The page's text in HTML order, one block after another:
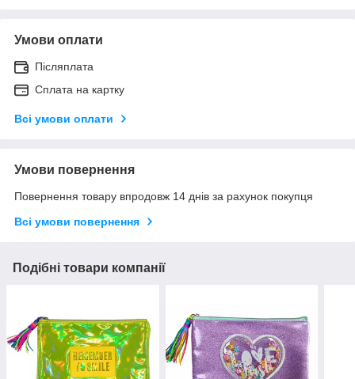
Умови оплати
Післяплата
Сплата на картку
Всі умови оплати
Умови повернення
Повернення товару впродовж 14 днів за рахунок покупця
Всі умови повернення
Подібні товари компанії